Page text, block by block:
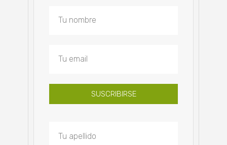
SUSCRIBIRSE